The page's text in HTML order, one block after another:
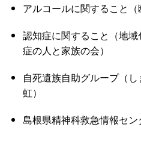
アルコールに関すること（
認知症に関すること（地
症の人と家族の会）
自死遺族自助グループ（
虹）
島根県精神科救急情報セン